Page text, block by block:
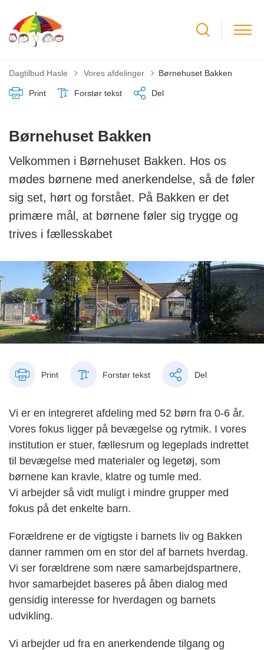
Dagtilbud Hasle Tilbage til
Vores afdelinger Børnehuset Bakken
Print Forstør tekst Del
Børnehuset Bakken
Velkommen i Børnehuset Bakken. Hos os
mødes børnene med anerkendelse, så de føler
sig set, hørt og forstået. På Bakken er det
primære mål, at børnene føler sig trygge og
trives i fællesskabet
Print Forstør tekst Del
Vi er en integreret afdeling med 52 børn fra 0-6 år.
Vores fokus ligger på bevægelse og rytmik. I vores
institution er stuer, fællesrum og legeplads indrettet
til bevægelse med materialer og legetøj, som
børnene kan kravle, klatre og tumle med.
Vi arbejder så vidt muligt i mindre grupper med
fokus på det enkelte barn.
Forældrene er de vigtigste i barnets liv og Bakken
danner rammen om en stor del af barnets hverdag.
Vi ser forældrene som nære samarbejdspartnere,
hvor samarbejdet baseres på åben dialog med
gensidig interesse for hverdagen og barnets
udvikling.
Vi arbejder ud fra en anerkendende tilgang og